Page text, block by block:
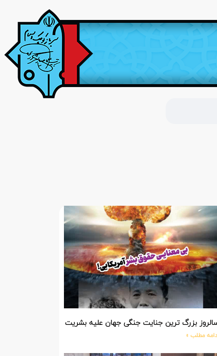
بزرگ ترین جنایت جنگی جهان علیه بشریت توسط بزرگ ترین
مطلب »